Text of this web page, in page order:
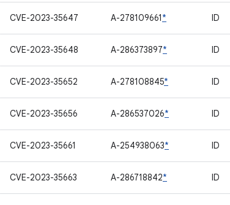
CVE-2023-35647 A-278109661* ID
CVE-2023-35648 A-286373897* ID
CVE-2023-35652 A-278108845* ID
CVE-2023-35656 A-286537026* ID
CVE-2023-35661 A-254938063* ID
CVE-2023-35663 A-286718842* ID